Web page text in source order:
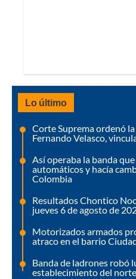
Lo último
Corte Suprema ordenó
Fernando Velasco,
Así operaba la banda
automáticos y hacía
Colombia
Resultados Chontico
jueves 6 de agosto de
Motorizados armados
atraco en el barrio
Banda de ladrones robó
establecimiento del